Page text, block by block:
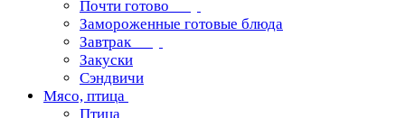
Почти готово
Замороженные готовые блюда
Завтрак
Закуски
Сэндвичи
Мясо, птица
Птица